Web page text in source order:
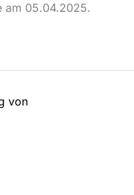
am 05.04.2025.
von